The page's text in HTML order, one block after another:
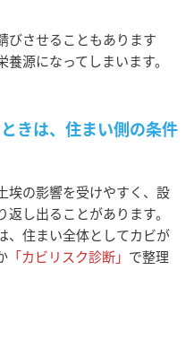
びさせることもあります
源になってしまいます。
きは、住まい側の条件
埃の影響を受けやすく、設
し出ることがあります。
、住まい全体としてカビが
「カビリスク診断」 で整理